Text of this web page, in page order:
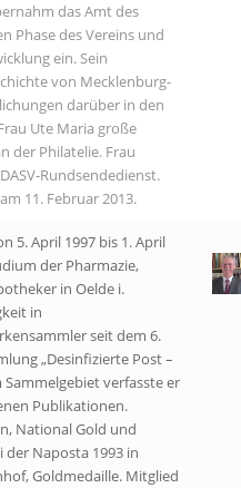
das Amt des
Phase des Vereins und
ein. Sein
von Mecklenburg-
darüber in den
Ute Maria große
der Philatelie. Frau
Rundsendedienst.
11. Februar 2013.
5. April 1997 bis 1. April
der Pharmazie,
in Oelde i.
in
seit dem 6.
„Desinfizierte Post –
Sammelgebiet verfasste er
Publikationen.
National Gold und
Naposta 1993 in
Goldmedaille. Mitglied